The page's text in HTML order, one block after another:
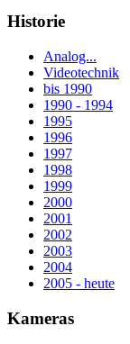
Historie
Analog...
Videotechnik
bis 1990
1990 - 1994
1995
1996
1997
1998
1999
2000
2001
2002
2003
2004
2005 - heute
Kameras